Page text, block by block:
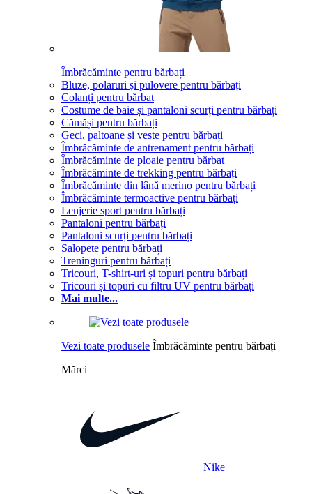
Îmbrăcăminte pentru bărbați
Bluze, polaruri și pulovere pentru bărbați
Colanți pentru bărbat
Costume de baie și pantaloni scurți pentru bărbați
Cămăși pentru bărbați
Geci, paltoane și veste pentru bărbați
Îmbrăcăminte de antrenament pentru bărbați
Îmbrăcăminte de ploaie pentru bărbat
Îmbrăcăminte de trekking pentru bărbați
Îmbrăcăminte din lână merino pentru bărbați
Îmbrăcăminte termoactive pentru bărbați
Lenjerie sport pentru bărbați
Pantaloni pentru bărbați
Pantaloni scurți pentru bărbați
Salopete pentru bărbați
Treninguri pentru bărbați
Tricouri, T-shirt-uri și topuri pentru bărbați
Tricouri și topuri cu filtru UV pentru bărbați
Mai multe...
Vezi toate produsele Îmbrăcăminte pentru bărbați
Mărci
Nike